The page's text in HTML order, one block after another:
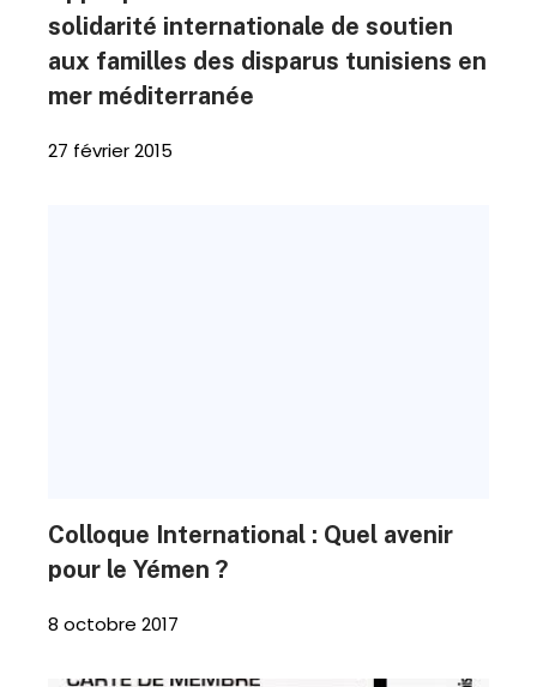
solidarité internationale de soutien
aux familles des disparus tunisiens en
mer méditerranée
27 février 2015
Colloque International : Quel avenir
pour le Yémen ?
8 octobre 2017